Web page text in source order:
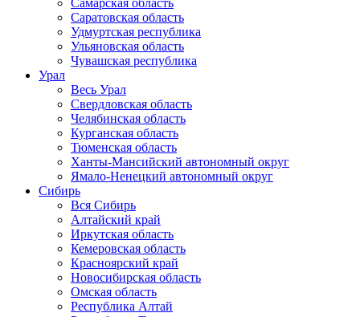
Самарская область
Саратовская область
Удмуртская республика
Ульяновская область
Чувашская республика
Урал
Весь Урал
Свердловская область
Челябинская область
Курганская область
Тюменская область
Ханты-Мансийский автономный округ
Ямало-Ненецкий автономный округ
Сибирь
Вся Сибирь
Алтайский край
Иркутская область
Кемеровская область
Красноярский край
Новосибирская область
Омская область
Республика Алтай